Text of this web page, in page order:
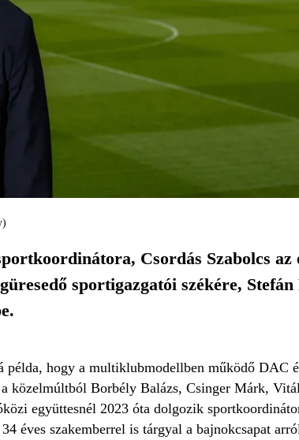
Csordás Szabolcs az
sportigazgatói székére, Stefán
példa, hogy a multiklubmodellben működő DAC
közelmúltból Borbély Balázs, Csinger Márk,
együttesnél 2023 óta dolgozik
éves szakemberrel is tárgyal a bajnokcsapat